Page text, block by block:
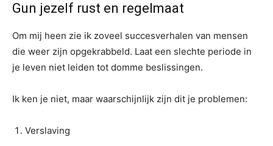
Gun jezelf rust en regelmaat
Om mij heen zie ik zoveel succesverhalen van mensen
die weer zijn opgekrabbeld. Laat een slechte periode in
je leven niet leiden tot domme beslissingen.
Ik ken je niet, maar waarschijnlijk zijn dit je problemen:
Verslaving